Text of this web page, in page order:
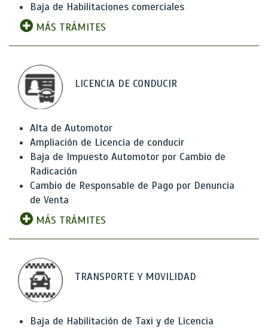
Baja de Habilitaciones comerciales
MÁS TRÁMITES
LICENCIA DE CONDUCIR
Alta de Automotor
Ampliación de Licencia de conducir
Baja de Impuesto Automotor por Cambio de
Radicación
Cambio de Responsable de Pago por Denuncia
de Venta
MÁS TRÁMITES
TRANSPORTE Y MOVILIDAD
Baja de Habilitación de Taxi y de Licencia